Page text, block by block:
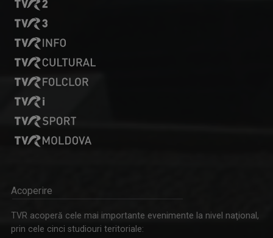
Acoperire
TVR acoperă cele mai importante evenimente la nivel naţional,
prin cele cinci studiouri teritoriale: